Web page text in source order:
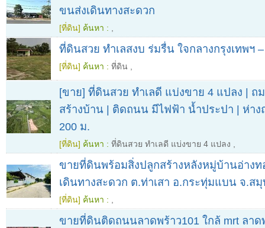
ขนส่งเดินทางสะดวก
[ที่ดิน] ค้นหา :
ที่ดินสวย ทำเลสงบ ร่มรื่น ใจกลางกรุงเทพฯ
[ที่ดิน] ค้นหา : ที่ดิน
[ขาย] ที่ดินสวย ทำเลดี แบ่งขาย 4 แปลง | ถ
สร้างบ้าน | ติดถนน มีไฟฟ้า น้ำประปา | ห่า
200 ม.
[ที่ดิน] ค้นหา : ที่ดินสวย ทำเลดี แบ่งขาย 4 แปลง
ขายที่ดินพร้อมสิ่งปลูกสร้างหลังหมู่บ้านอ่างท
เดินทางสะดวก ต.ท่าเสา อ.กระทุ่มแบน จ.ส
[ที่ดิน] ค้นหา :
ขายที่ดินติดถนนลาดพร้าว101 ใกล้ mrt ลาด